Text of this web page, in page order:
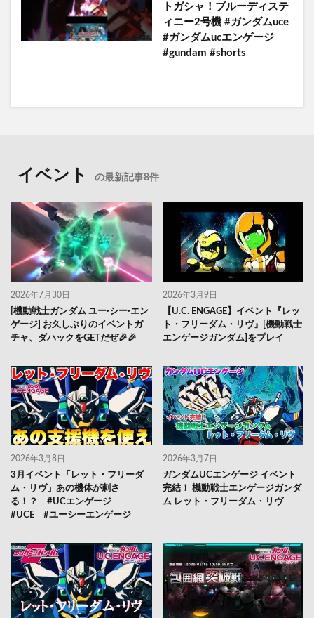
トガシャ！ブルーディステ
ィニー2号機 #ガンダムuce
#ガンダムucエンゲージ
#gundam #shorts
イベント の最新記事8件
2026年7月30日
[機動戦士ガンダム ユー·シー·エン
ゲージ] お久しぶりのイベントガ
チャ、ダハックをGETだぜ🎉🎉
2026年3月9日
【U.C. ENGAGE】イベント『レッ
ト・フリーダム・リヴ』[機動戦士
エンゲージガンダム]をプレイ
2026年3月8日
3月イベント「レット・フリーダ
ム・リヴ」あの機体が刺さ
る！？ #UCエンゲージ
#UCE #ユーシーエンゲージ
2026年3月7日
ガンダムUCエンゲージ イベント
完結！ 機動戦士エンゲージガンダ
ム レット・フリーダム・リヴ